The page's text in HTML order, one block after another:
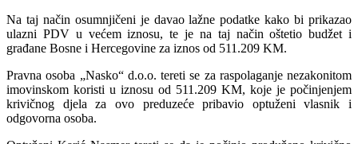
Na taj način osumnjičeni je davao lažne podatke kako bi prikazao
ulazni PDV u većem iznosu, te je na taj način oštetio budžet i
građane Bosne i Hercegovine za iznos od 511.209 KM.
Pravna osoba „Nasko“ d.o.o. tereti se za raspolaganje nezakonitom
imovinskom koristi u iznosu od 511.209 KM, koje je počinjenjem
krivičnog djela za ovo preduzeće pribavio optuženi vlasnik i
odgovorna osoba.